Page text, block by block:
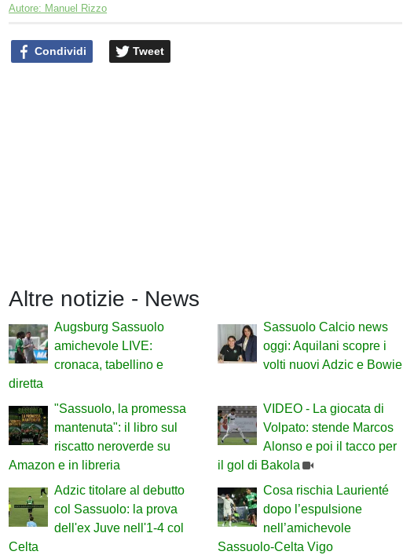
Autore: Manuel Rizzo
Condividi Tweet
Altre notizie - News
Augsburg Sassuolo
amichevole LIVE:
cronaca, tabellino e
diretta
Sassuolo Calcio news
oggi: Aquilani scopre i
volti nuovi Adzic e Bowie
"Sassuolo, la promessa
mantenuta": il libro sul
riscatto neroverde su
Amazon e in libreria
VIDEO - La giocata di
Volpato: stende Marcos
Alonso e poi il tacco per
il gol di Bakola
Adzic titolare al debutto
col Sassuolo: la prova
dell'ex Juve nell'1-4 col
Celta
Cosa rischia Laurienté
dopo l’espulsione
nell’amichevole
Sassuolo-Celta Vigo